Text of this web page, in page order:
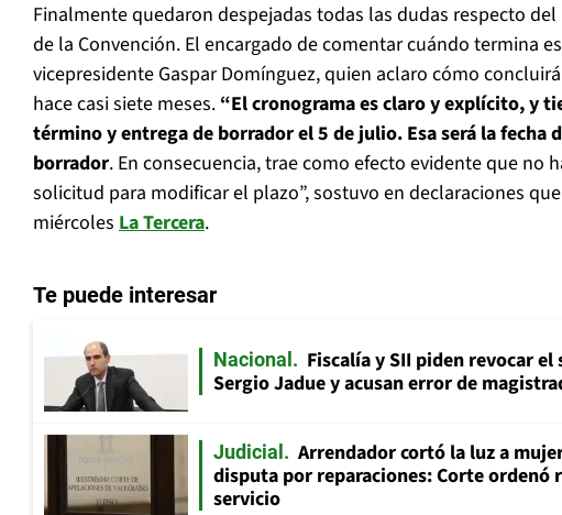
Finalmente quedaron despejadas todas las dudas respecto
de la Convención. El encargado de comentar cuándo termina
vicepresidente Gaspar Domínguez, quien aclaro cómo
hace casi siete meses. “El cronograma es claro y explícito, y
término y entrega de borrador el 5 de julio. Esa será la fecha
borrador. En consecuencia, trae como efecto evidente que no
solicitud para modificar el plazo”, sostuvo en declaraciones
miércoles La Tercera.
Te puede interesar
Nacional
Fiscalía y SII piden revocar
Sergio Jadue y acusan error de
Judicial
Arrendador cortó la luz a
disputa por reparaciones: Corte ordenó
servicio